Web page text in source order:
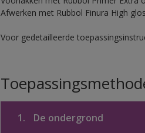
Afwerken met Rubbol Finura High
Voor gedetailleerde
1. De ondergrond